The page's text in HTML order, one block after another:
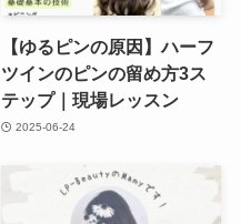
【ゆるピンの原因】ハーフ
ツインのピンの留め方3ス
テップ｜現場レッスン
2025-06-24